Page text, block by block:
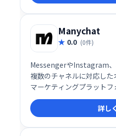
Manychat
0.0 (0件)
MessengerやInstagram
複数のチャネルに対応し
マーケティングプラット
ドで構築できるビジュア
メントを高める自動化機能
からマーケター、EC事業
す。
詳し